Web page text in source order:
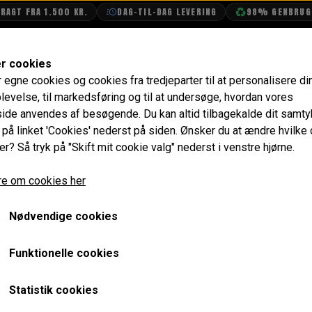
FRA 1.500 KR. DAG-TIL-DAG LEVERING 98%
Bagpanel blændplade Indvendig Venstre
Bagpanel blændplade
Varenummer: MS40L
cookies
egne cookies og cookies fra tredjeparter til at personalisere
til markedsføring og til at undersøge, hvordan vores
anvendes af besøgende. Du kan altid tilbagekalde dit
linket 'Cookies' nederst på siden. Ønsker du at ændre hvilke
Så tryk på "Skift mit cookie valg" nederst i venstre hjørne.
om cookies her
Nødvendige cookies
Funktionelle cookies
Statistik cookies